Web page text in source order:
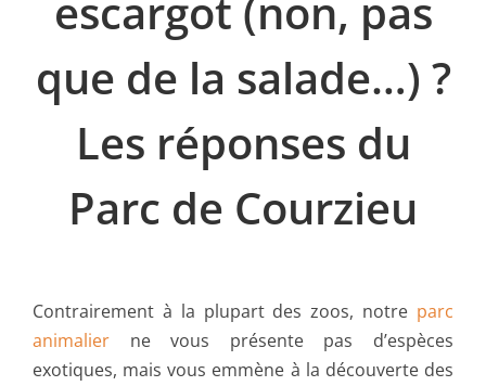
escargot (non, pas
que de la salade…) ?
Les réponses du
Parc de Courzieu
Contrairement à la plupart des zoos, notre parc
animalier ne vous présente pas d’espèces
exotiques, mais vous emmène à la découverte des